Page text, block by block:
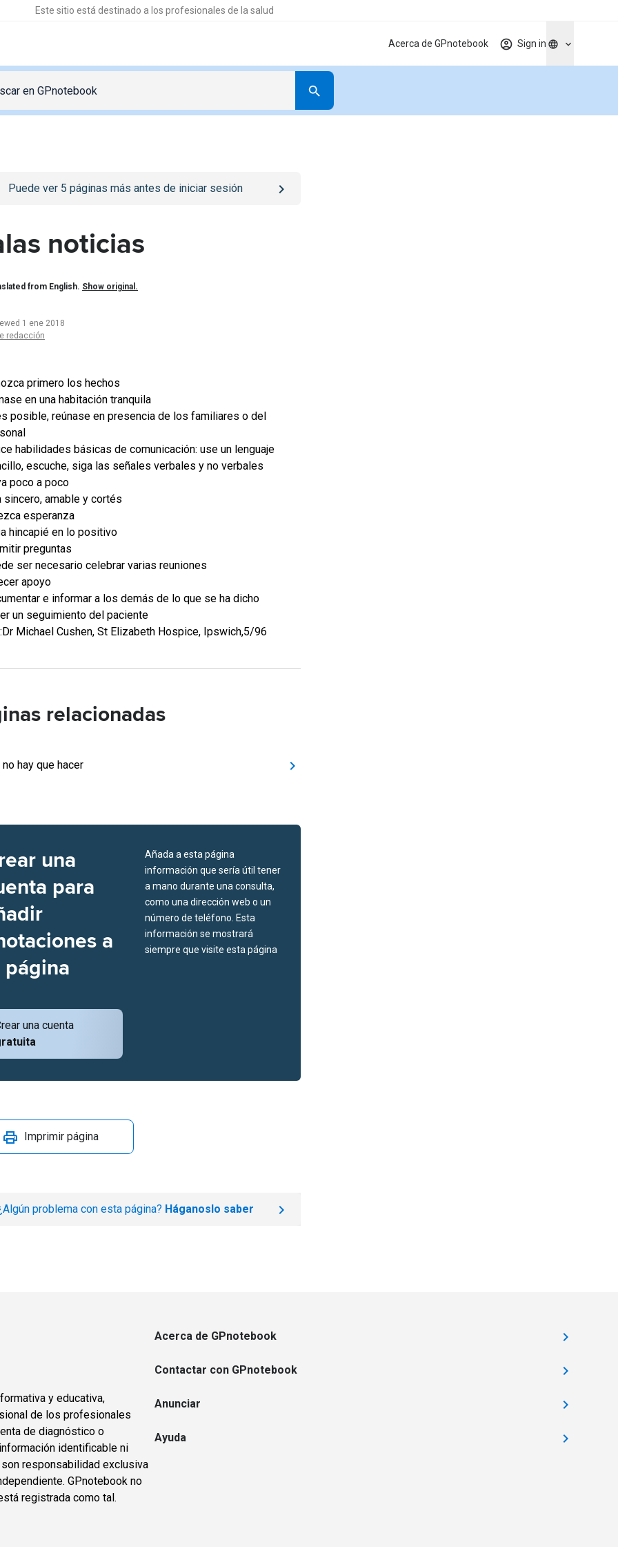
Este sitio está destinado a los profesionales de la salud
Acerca de GPnotebook Sign in
/iniciar-sesionpage
Puede ver 5 páginas más antes de iniciar sesión
noticias
from English. Show original.
1 ene 2018
redacción
primero los hechos
en una habitación tranquila
posible, reúnase en presencia de los familiares o del
habilidades básicas de comunicación: use un lenguaje
escuche, siga las señales verbales y no verbales
poco a poco
sincero, amable y cortés
esperanza
hincapié en lo positivo
preguntas
ser necesario celebrar varias reuniones
apoyo
e informar a los demás de lo que se ha dicho
un seguimiento del paciente
Michael Cushen, St Elizabeth Hospice, Ipswich,5/96
relacionadas
hay que hacer
una
para
a
página
una cuenta
Añada a esta página
información que sería útil tener
a mano durante una consulta,
como una dirección web o un
número de teléfono. Esta
información se mostrará
siempre que visite esta página
Imprimir página
problema con esta página? Háganoslo saber
y educativa,
de los profesionales
de diagnóstico o
identificable ni
responsabilidad exclusiva
GPnotebook no
registrada como tal.
Acerca de GPnotebook
Contactar con GPnotebook
Anunciar
Ayuda